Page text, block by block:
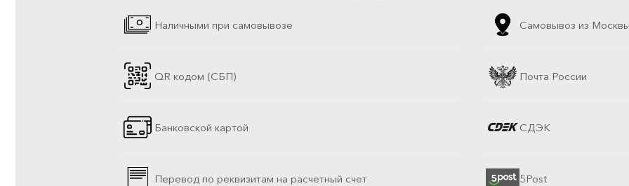
Наличными при самовывозе
QR кодом (СБП)
Банковской картой
Перевод по реквизитам на расчетный счет
Самовывоз из
Почта России
СДЭК
5Post